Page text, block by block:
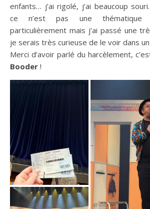
enfants… j’ai rigolé, j’ai beaucoup
ce n’est pas une thématique
particulièrement mais j’ai passé une
je serais très curieuse de le voir dans
Merci d’avoir parlé du harcèlement,
Booder !